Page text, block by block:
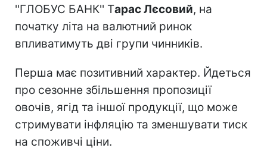
''ГЛОБУС БАНК'' Тарас Лєсовий, на
початку літа на валютний ринок
впливатимуть дві групи чинників.
Перша має позитивний характер. Йдеться
про сезонне збільшення пропозиції
овочів, ягід та іншої продукції, що може
стримувати інфляцію та зменшувати тиск
на споживчі ціни.